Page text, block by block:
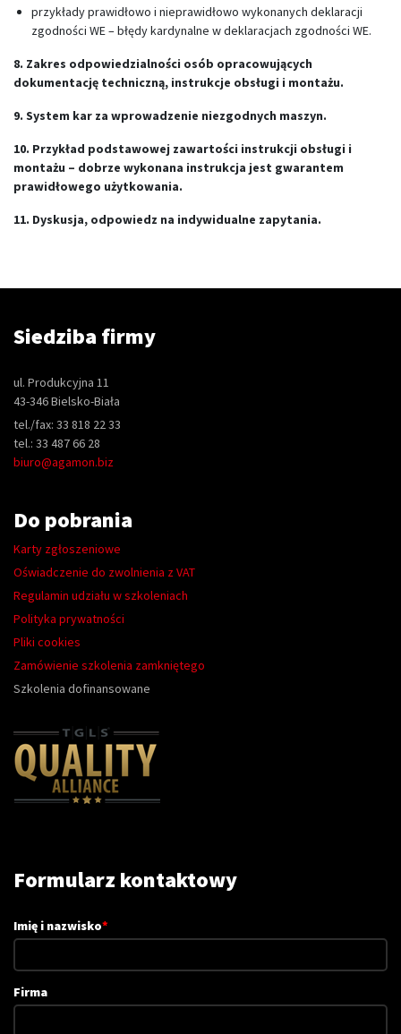
przykłady prawidłowo i nieprawidłowo wykonanych deklaracji
zgodności WE – błędy kardynalne w deklaracjach zgodności WE.
8. Zakres odpowiedzialności osób opracowujących
dokumentację techniczną, instrukcje obsługi i montażu.
9. System kar za wprowadzenie niezgodnych maszyn.
10. Przykład podstawowej zawartości instrukcji obsługi i
montażu – dobrze wykonana instrukcja jest gwarantem
prawidłowego użytkowania.
11. Dyskusja, odpowiedz na indywidualne zapytania.
Siedziba firmy
ul. Produkcyjna 11
43-346 Bielsko-Biała
tel./fax: 33 818 22 33
tel.: 33 487 66 28
biuro@agamon.biz
Do pobrania
Karty zgłoszeniowe
Oświadczenie do zwolnienia z VAT
Regulamin udziału w szkoleniach
Polityka prywatności
Pliki cookies
Zamówienie szkolenia zamkniętego
Szkolenia dofinansowane
Formularz kontaktowy
Imię i nazwisko*
Firma